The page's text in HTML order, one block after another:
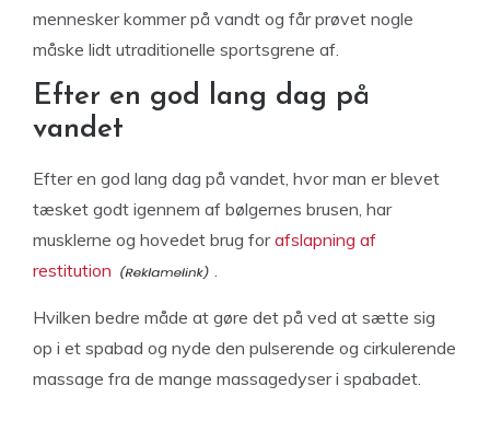
mennesker kommer på vandt og får prøvet nogle
måske lidt utraditionelle sportsgrene af.
Efter en god lang dag på
vandet
Efter en god lang dag på vandet, hvor man er blevet
tæsket godt igennem af bølgernes brusen, har
musklerne og hovedet brug forafslapning af
restitution
.
Hvilken bedre måde at gøre det på ved at sætte sig
op i et spabad og nyde den pulserende og cirkulerende
massage fra de mange massagedyser i spabadet.